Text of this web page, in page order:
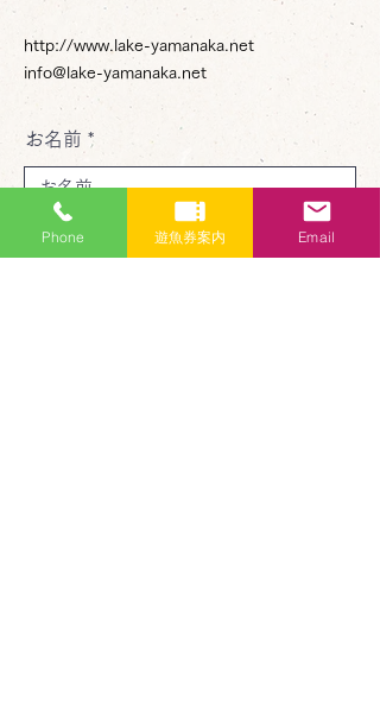
http://www.lake-yamanaka.net
info@lake-yamanaka.net
お名前
メールアドレス
Phone 遊魚券案内 Email